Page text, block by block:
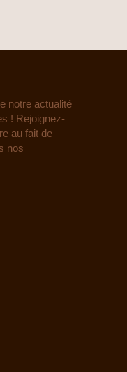
notre actualité
! Rejoignez-
au fait de
nos